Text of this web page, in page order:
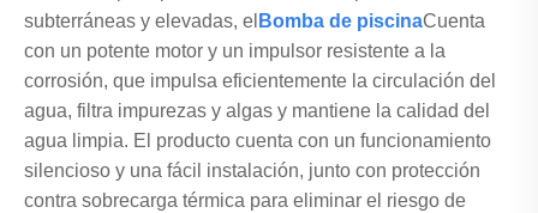
subterráneas y elevadas, el Bomba de piscinaCuenta
con un potente motor y un impulsor resistente a la
corrosión, que impulsa eficientemente la circulación del
agua, filtra impurezas y algas y mantiene la calidad del
agua limpia. El producto cuenta con un funcionamiento
silencioso y una fácil instalación, junto con protección
contra sobrecarga térmica para eliminar el riesgo de